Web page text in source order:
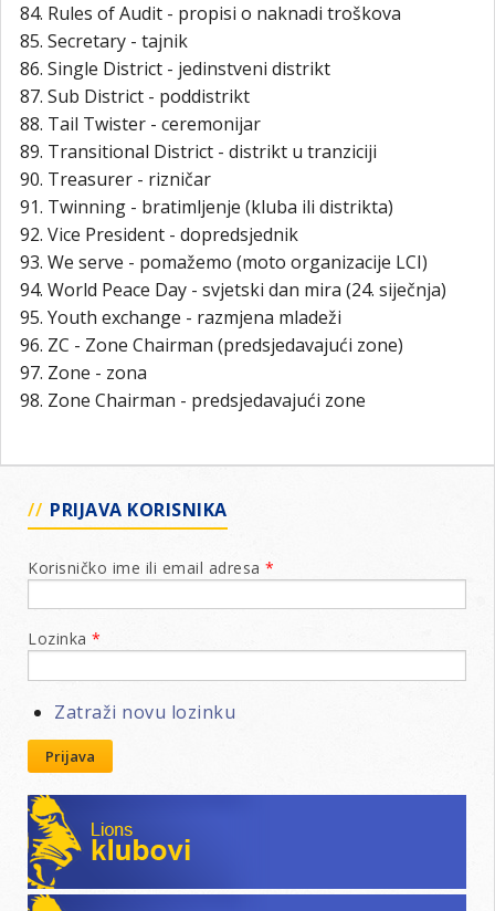
Rules of Audit - propisi o naknadi troškova
Secretary - tajnik
Single District - jedinstveni distrikt
Sub District - poddistrikt
Tail Twister - ceremonijar
Transitional District - distrikt u tranziciji
Treasurer - rizničar
Twinning - bratimljenje (kluba ili distrikta)
Vice President - dopredsjednik
We serve - pomažemo (moto organizacije LCI)
World Peace Day - svjetski dan mira (24. siječnja)
Youth exchange - razmjena mladeži
ZC - Zone Chairman (predsjedavajući zone)
Zone - zona
Zone Chairman - predsjedavajući zone
PRIJAVA KORISNIKA
Korisničko ime ili email adresa *
Lozinka *
Zatraži novu lozinku
Prijava
Lions klubovi